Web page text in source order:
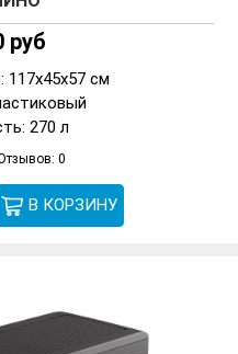
руб
см
270 л
0